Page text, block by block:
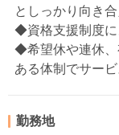
としっかり向き合
◆資格支援制度に
◆希望休や連休、
ある体制でサー
勤務地